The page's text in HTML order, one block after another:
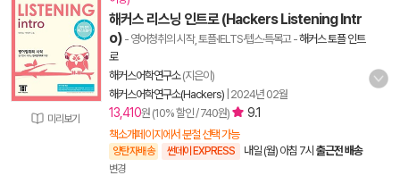
미리보기
해커스 리스닝 인트로 (Hackers Listening Intr
o) - 영어청취의 시작, 토플·IELTS·텝스·특목고 -해커스 토플 인트
로
해커스어학연구소(지은이)
해커스어학연구소(Hackers) 2024년 02월
13,410원 (10% 할인 / 740원) 9.1
책소개페이지에서 분철 선택 가능
양탄자배송 썬데이 EXPRESS 내일 (월) 아침 7시 출근전 배송
변경